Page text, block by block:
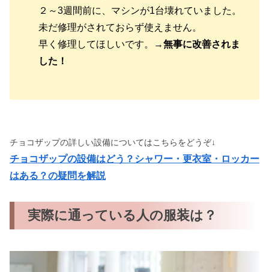
２～3週間前に、マシンが1台壊れていました。
未だ修理がされておらず使えません。
早く修理してほしいです。→無事に改善されま
した！
チョコザップの詳しい設備についてはこちらをどうぞ↓
チョコザップの設備はどう？シャワー・更衣室・ロッカー
はある？の疑問を解説
実際に通っている人の服装は？